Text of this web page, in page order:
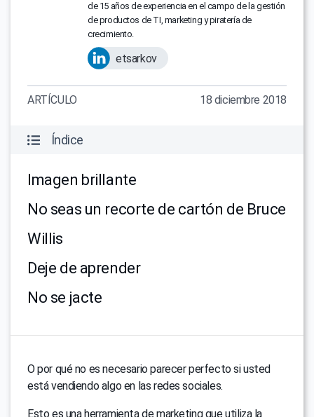
de 15 años de experiencia en el campo de la gestión
de productos de TI, marketing y piratería de
crecimiento.
etsarkov
ARTÍCULO 18 diciembre 2018
Índice
Imagen brillante
No seas un recorte de cartón de Bruce
Willis
Deje de aprender
No se jacte
O por qué no es necesario parecer perfecto si usted
está vendiendo algo en las redes sociales.
Esto es una herramienta de marketing que utiliza la